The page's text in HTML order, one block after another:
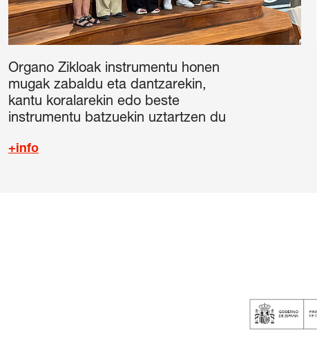
Organo Zikloak instrumentu honen
mugak zabaldu eta dantzarekin,
kantu koralarekin edo beste
instrumentu batzuekin uztartzen du
+info